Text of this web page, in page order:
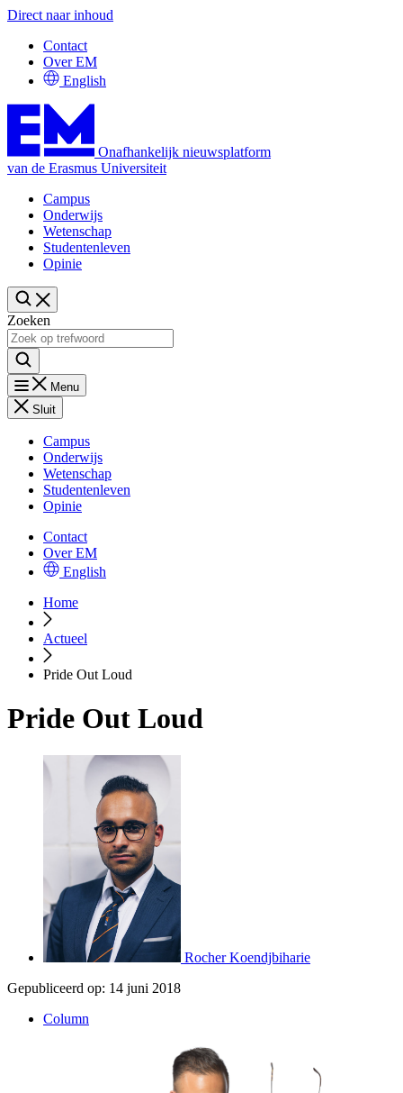
Direct naar inhoud
Contact
Over EM
English
Onafhankelijk nieuwsplatform
van de Erasmus Universiteit
Campus
Onderwijs
Wetenschap
Studentenleven
Opinie
Zoeken
Menu
Sluit
Campus
Onderwijs
Wetenschap
Studentenleven
Opinie
Contact
Over EM
English
Home
Actueel
Pride Out Loud
Pride Out Loud
Rocher Koendjbiharie
Gepubliceerd op: 14 juni 2018
Column